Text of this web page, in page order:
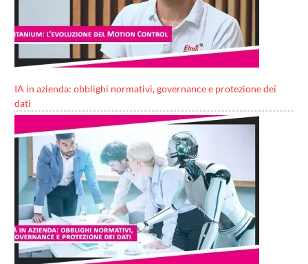
IA in azienda: obblighi normativi, governance e protezione dei
dati